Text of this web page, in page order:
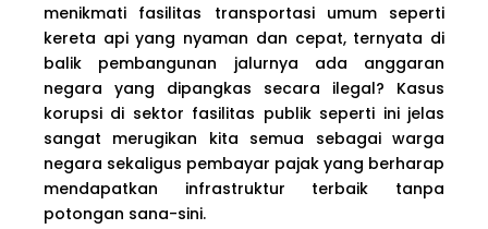
menikmati fasilitas transportasi umum seperti
kereta api yang nyaman dan cepat, ternyata di
balik pembangunan jalurnya ada anggaran
negara yang dipangkas secara ilegal? Kasus
korupsi di sektor fasilitas publik seperti ini jelas
sangat merugikan kita semua sebagai warga
negara sekaligus pembayar pajak yang berharap
mendapatkan infrastruktur terbaik tanpa
potongan sana-sini.